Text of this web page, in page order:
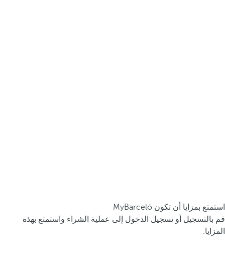
استمتع بمزايا أن تكون MyBarceló
قم بالتسجيل أو تسجيل الدخول إلى عملية الشراء واستمتع بهذه
المزايا.